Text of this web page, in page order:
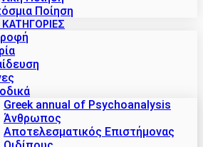
Ποίηση
Greek annual of Psychoanalysis
Άνθρωπος
Αποτελεσματικός Επιστήμονας